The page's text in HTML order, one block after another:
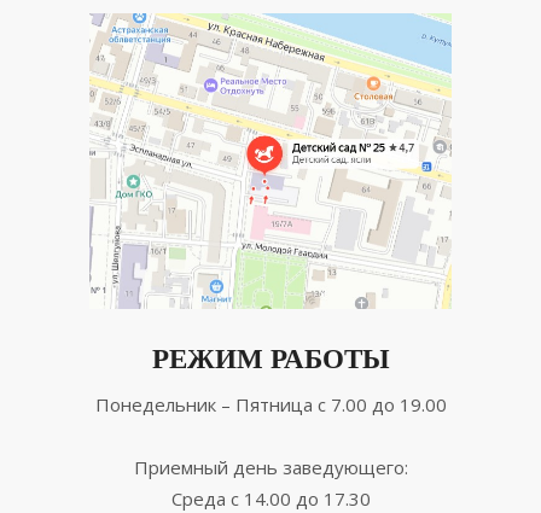
РЕЖИМ РАБОТЫ
Понедельник – Пятница с 7.00 до 19.00
Приемный день заведующего:
Среда с 14.00 до 17.30